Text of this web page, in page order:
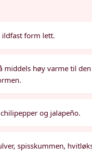
ildfast form lett.
middels høy varme til
og jalapeño.
spisskummen,